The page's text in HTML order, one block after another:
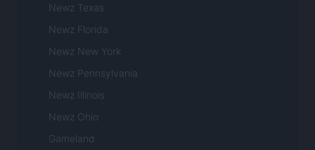
Newz Texas
Newz Florida
Newz New York
Newz Pennsylvania
Newz Illinois
Newz Ohio
Gameland